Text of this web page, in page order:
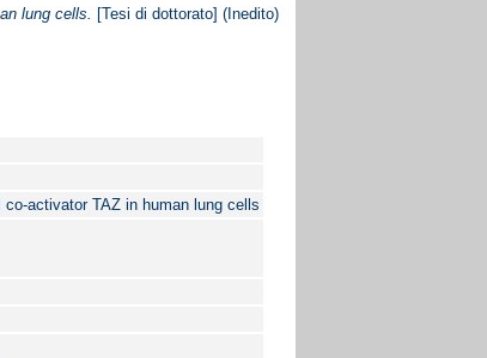
lung cells. [Tesi di dottorato] (Inedito)
activator TAZ in human lung cells